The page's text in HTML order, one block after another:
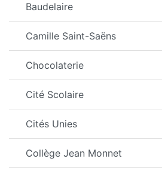
Baudelaire
Camille Saint-Saëns
Chocolaterie
Cité Scolaire
Cités Unies
Collège Jean Monnet